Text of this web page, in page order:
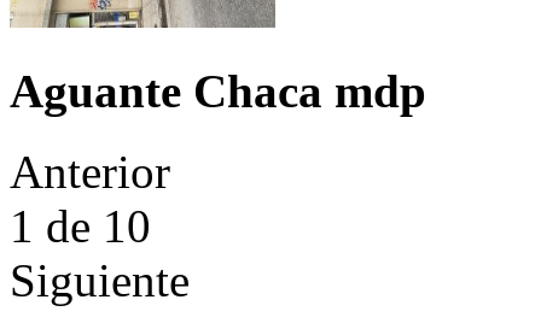
Aguante Chaca mdp
Anterior
1 de 10
Siguiente